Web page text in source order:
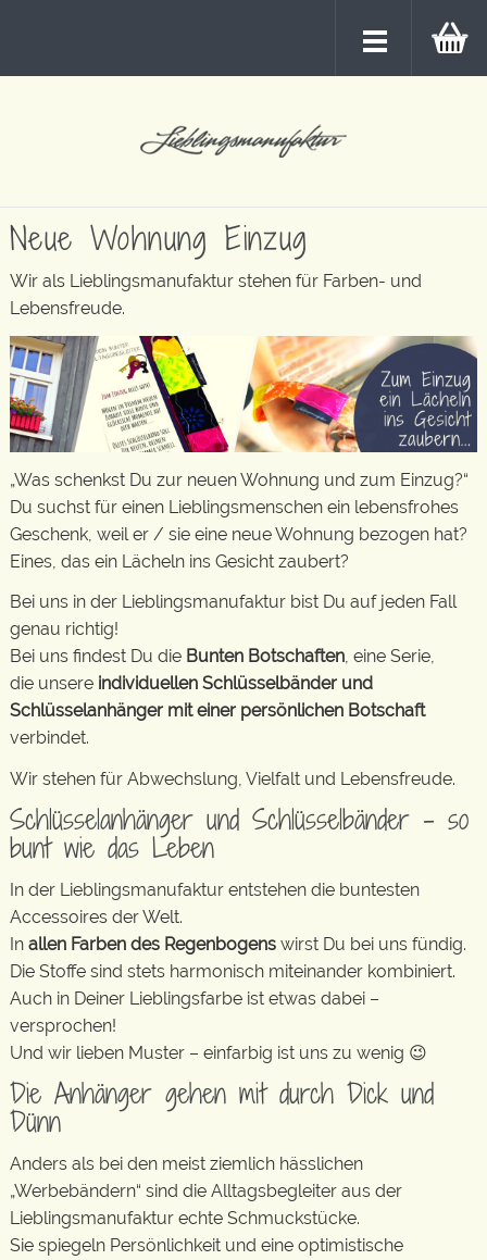
Neue Wohnung Einzug
Wir als Lieblingsmanufaktur stehen für Farben- und
Lebensfreude.
„Was schenkst Du zur neuen Wohnung und zum Einzug?“
Du suchst für einen Lieblingsmenschen ein lebensfrohes
Geschenk, weil er / sie eine neue Wohnung bezogen hat?
Eines, das ein Lächeln ins Gesicht zaubert?
Bei uns in der Lieblingsmanufaktur bist Du auf jeden Fall
genau richtig!
Bei uns findest Du die Bunten Botschaften, eine Serie,
die unsere individuellen Schlüsselbänder und
Schlüsselanhänger mit einer persönlichen Botschaft
verbindet.
Wir stehen für Abwechslung, Vielfalt und Lebensfreude.
Schlüsselanhänger und Schlüsselbänder – so
bunt wie das Leben
In der Lieblingsmanufaktur entstehen die buntesten
Accessoires der Welt.
In allen Farben des Regenbogens wirst Du bei uns fündig.
Die Stoffe sind stets harmonisch miteinander kombiniert.
Auch in Deiner Lieblingsfarbe ist etwas dabei –
versprochen!
Und wir lieben Muster – einfarbig ist uns zu wenig 😉
Die Anhänger gehen mit durch Dick und
Dünn
Anders als bei den meist ziemlich hässlichen
„Werbebändern“ sind die Alltagsbegleiter aus der
Lieblingsmanufaktur echte Schmuckstücke.
Sie spiegeln Persönlichkeit und eine optimistische